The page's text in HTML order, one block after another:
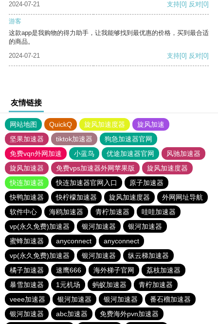
2024-07-21 支持[0] 反对[0]
游客
这款app是我购物的得力助手，让我能够找到最优惠的价格，买到最合适
的商品。
2024-07-21
支持[0] 反对[0]
友情链接
网站地图 QuickQ 旋风加速度器
旋风加速
坚果加速器
tiktok加速器
狗急加速器官网
免费vqn外网加速
小蓝鸟 优途加速器官网
风驰加速器
旋风加速器
免费vps加速器外网苹果版
旋风加速度器
快连加速器
快连加速器官网入口
原子加速器
快鸭加速器
快柠檬加速器 旋风加速度器
外网网址导航
软件中心
海鸥加速器 青柠加速器
哇哇加速器
vp(永久免费)加速器
银河加速器
银河加速器
蜜蜂加速器
anyconnect
anyconnect
vp(永久免费)加速器
银河加速器
纵云梯加速器
橘子加速器
速鹰666 海外梯子官网
荔枝加速器
暴雪加速器
1元机场 蚂蚁加速器
青柠加速器
veee加速器
银河加速器 银河加速器
番石榴加速器
银河加速器
abc加速器 免费海外pvn加速器